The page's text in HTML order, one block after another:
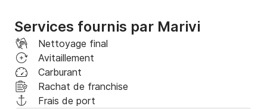
Services fournis par Marivi
Nettoyage final
Avitaillement
Carburant
Rachat de franchise
Frais de port